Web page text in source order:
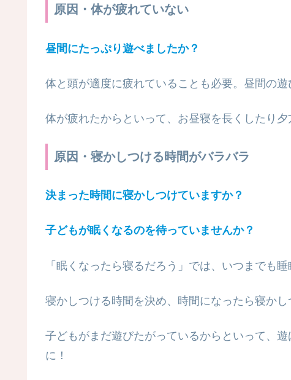
原因・体が疲れていない
昼間にたっぷり遊べましたか？
体と頭が適度に疲れていることも必要。昼間の
体が疲れたからといって、お昼寝を長くしたり夕
原因・寝かしつける時間がバラバラ
決まった時間に寝かしつけていますか？
子どもが眠くなるのを待っていませんか？
「眠くなったら寝るだろう」では、いつまでも
寝かしつける時間を決め、時間になったら寝かし
子どもがまだ遊びたがっているからといって、
に！